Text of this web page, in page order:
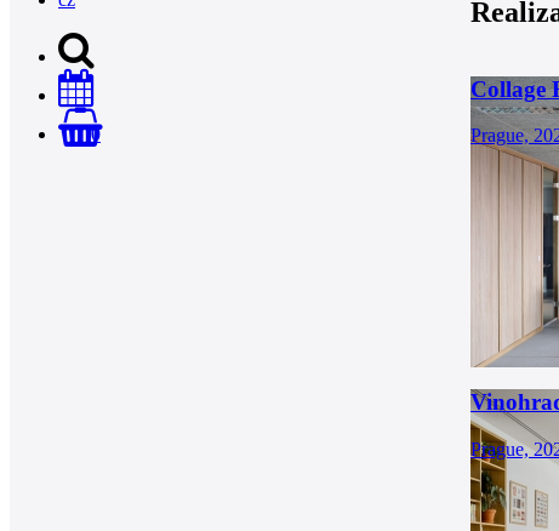
0
Collage
Prague,
Prague,